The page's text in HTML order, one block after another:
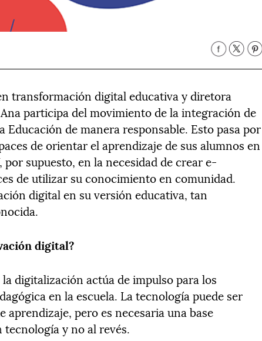
transformación digital educativa y diretora
participa del movimiento de la integración de
Educación de manera responsable. Esto pasa por
de orientar el aprendizaje de sus alumnos en
supuesto, en la necesidad de crear e-
de utilizar su conocimiento en comunidad.
digital en su versión educativa, tan
digital?
digitalización actúa de impulso para los
en la escuela. La tecnología puede ser
pero es necesaria una base
tecnología y no al revés.